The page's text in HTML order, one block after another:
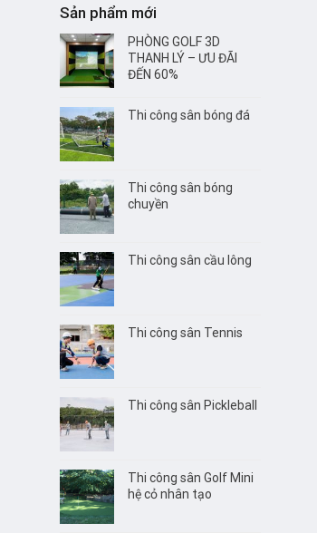
Sản phẩm mới
PHÒNG GOLF 3D
THANH LÝ – ƯU ĐÃI
ĐẾN 60%
Thi công sân bóng đá
Thi công sân bóng
chuyền
Thi công sân cầu lông
Thi công sân Tennis
Thi công sân Pickleball
Thi công sân Golf Mini
hệ cỏ nhân tạo